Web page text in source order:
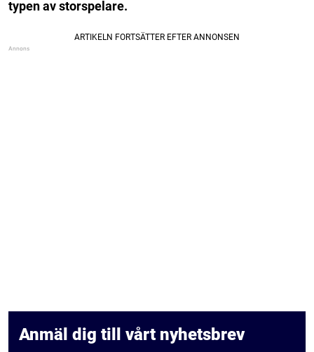
typen av storspelare.
Anmäl dig till vårt nyhetsbrev